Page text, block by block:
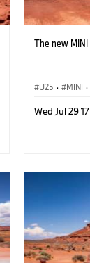
The new
U25 · MINI ·
Wed Jul 29